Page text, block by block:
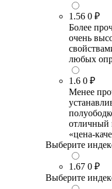
1.56 0 ₽
Более
очень
любых
1.6 0 ₽
Менее
отличный
«цена-
Выберите
1.67 0 ₽
Выберите